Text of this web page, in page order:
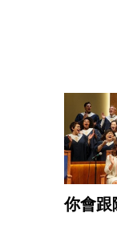
你會跟